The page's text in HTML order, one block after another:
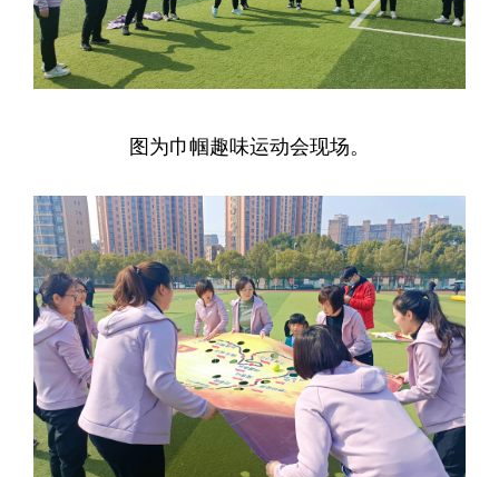
图为巾帼趣味运动会现场。